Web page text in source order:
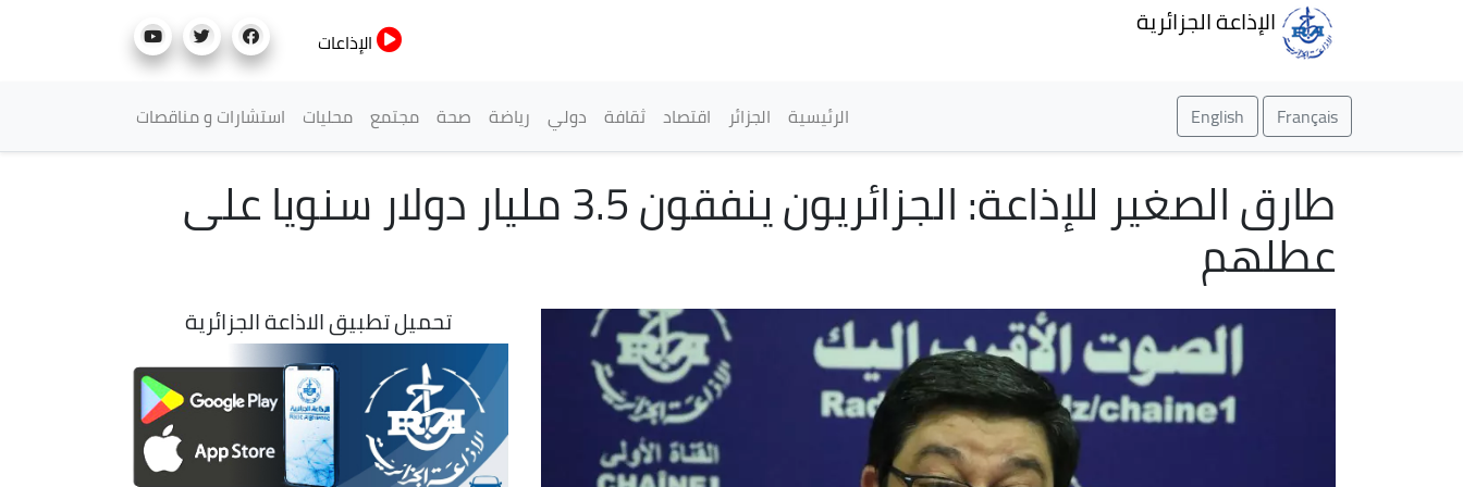
الإذاعة الجزائرية
الإذاعات
Français
English القائمة الرئيسية
الرئيسية الجزائر اقتصاد ثقافة دولي رياضة صحة مجتمع محليات استشارات و مناقصات
طارق الصغير للإذاعة: الجزائريون ينفقون 3.5 مليار دولار سنويا على
عطلهم
تحميل تطبيق الاذاعة الجزائرية